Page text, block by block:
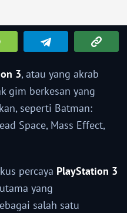
3, atau yang akrab
gim berkesan yang
seperti Batman:
Space, Mass Effect,
percaya PlayStation 3
yang
salah satu